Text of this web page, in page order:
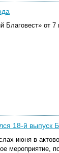
Благовест» от 7
18-й выпуск
июня в
мероприятие,